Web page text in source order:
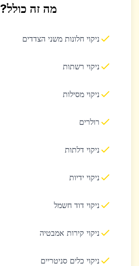
מה זה כולל?
ניקוי חלונות משני הצדדים
ניקוי רשתות
ניקוי מסילות
רולרים
ניקוי דלתות
ניקוי ידיות
ניקוי דוד חשמל
ניקוי קירות אמבטיה
ניקוי כלים סניטריים